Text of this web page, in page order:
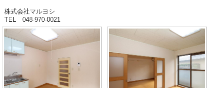
株式会社マルヨシ
TEL 048-970-0021